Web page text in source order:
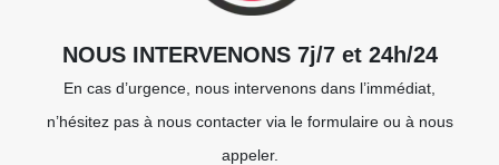
NOUS INTERVENONS 7j/7 et 24h/24
En cas d’urgence, nous intervenons dans l’immédiat,
n’hésitez pas à nous contacter via le formulaire ou à nous
appeler.